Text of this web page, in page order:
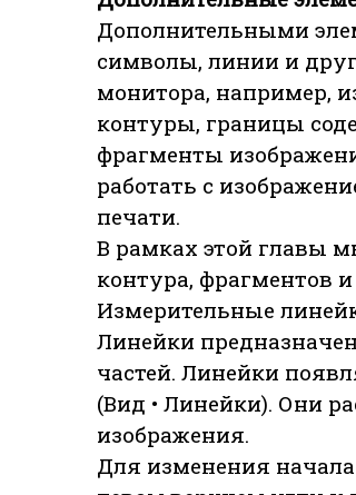
Дополнительными
символы, линии и
монитора, например,
контуры, границы
фрагменты
работать с
печати.
В рамках этой главы
контура, фрагментов
Измерительные
Линейки
частей. Линейки
(Вид • Линейки). Они
изображения.
Для изменения